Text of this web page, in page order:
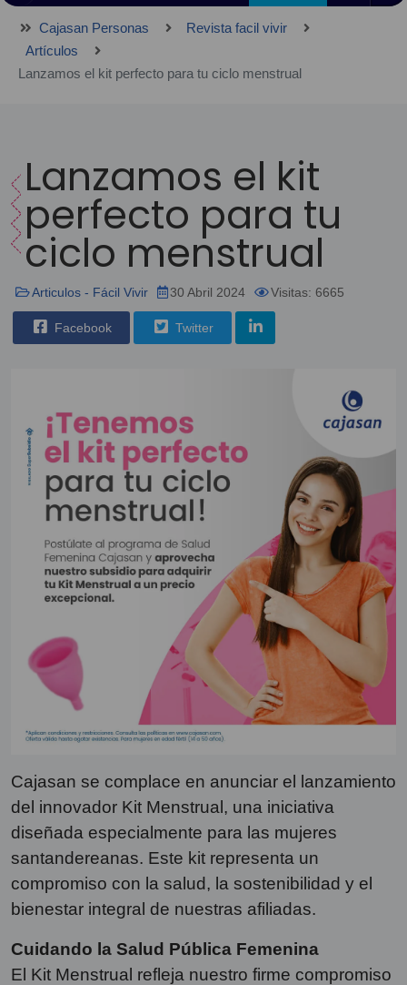
Cajasan Personas
Revista facil vivir
Artículos
Lanzamos el kit perfecto para tu ciclo menstrual
Lanzamos el kit
perfecto para tu
ciclo menstrual
Articulos - Fácil Vivir 30 Abril 2024 Visitas: 6665
Facebook Twitter
Cajasan se complace en anunciar el lanzamiento
del innovador Kit Menstrual, una iniciativa
diseñada especialmente para las mujeres
santandereanas. Este kit representa un
compromiso con la salud, la sostenibilidad y el
bienestar integral de nuestras afiliadas.
Cuidando la Salud Pública Femenina
El Kit Menstrual refleja nuestro firme compromiso